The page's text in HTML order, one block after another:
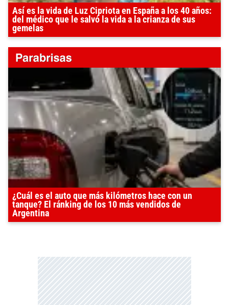
Así es la vida de Luz Cipriota en España a los 40 años:
del médico que le salvó la vida a la crianza de sus
gemelas
¿Cuál es el auto que más kilómetros hace con un
tanque? El ránking de los 10 más vendidos de
Argentina